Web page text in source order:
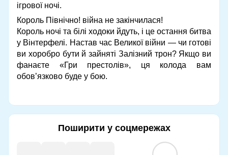
ігрової ночі.
Король Північно! війна не закінчилася!
Король ночі та білі ходоки йдуть, і це остання битва
у Вінтерфелі. Настав час Великої війни — чи готові
ви хоробро бути й зайняті Залізний трон? Якщо ви
фанаєте «Гри престолів», ця колода вам
обов’язково буде у бою.
Поширити у соцмережах